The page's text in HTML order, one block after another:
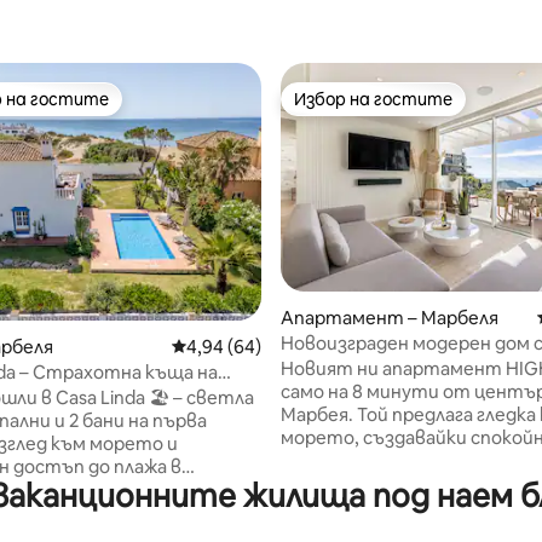
5, 194 отзива
избор на гостите
на гостите
Средна оценка: 4,94 от 5, 64 отзива
4,94 (64)
– Страхотна къща на
в Casa Linda 🏖️ – светла
и 2 бани на първа
към морето и
достъп до плажа в
на Ел Росарио/Лас
Насладете се на
Избор на гостите
Избор на гостите
Апартамент – Марбеля
Новоизграден модерен дом
изглед към морето
Новият ни апартамент
само на 8 минути от
Марбея. Той предлага гледка
морето, създавайки
почивка. Апартаментът
скандинавска елегантност
жилища под наем